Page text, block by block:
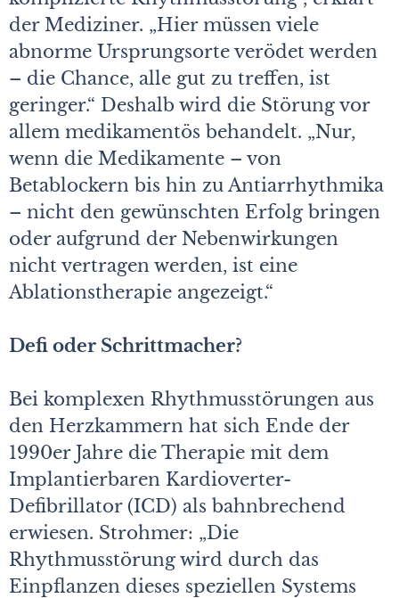
der Mediziner. „Hier müssen viele
abnorme Ursprungsorte verödet werden
– die Chance, alle gut zu treffen, ist
geringer.“ Deshalb wird die Störung vor
allem medikamentös behandelt. „Nur,
wenn die Medikamente – von
Betablockern bis hin zu Antiarrhythmika
– nicht den gewünschten Erfolg bringen
oder aufgrund der Nebenwirkungen
nicht vertragen werden, ist eine
Ablationstherapie angezeigt.“
Defi oder Schrittmacher?
Bei komplexen Rhythmusstörungen aus
den Herzkammern hat sich Ende der
1990er Jahre die Therapie mit dem
Implantierbaren Kardioverter-
Defibrillator (ICD) als bahnbrechend
erwiesen. Strohmer: „Die
Rhythmusstörung wird durch das
Einpflanzen dieses speziellen Systems